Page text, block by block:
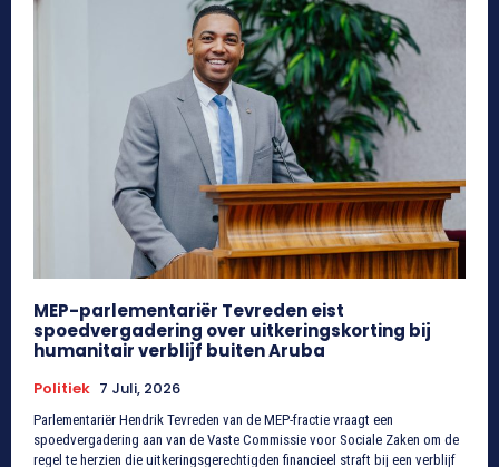
MEP-parlementariër Tevreden eist
spoedvergadering over uitkeringskorting bij
humanitair verblijf buiten Aruba
Politiek 7 Juli, 2026
Parlementariër Hendrik Tevreden van de MEP-fractie vraagt een
spoedvergadering aan van de Vaste Commissie voor Sociale Zaken om de
regel te herzien die uitkeringsgerechtigden financieel straft bij een verblijf